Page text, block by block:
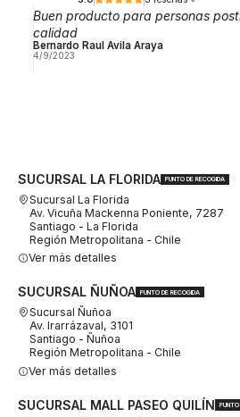
Buen producto para personas
calidad
Bernardo Raul Avila Araya
4/9/2023
SUCURSAL LA FLORIDA PUNTO DE RECOGIDA
Sucursal La Florida
Av. Vicuña Mackenna Poniente, 7287
Santiago - La Florida
Región Metropolitana - Chile
Ver más detalles
SUCURSAL ÑUÑOA PUNTO DE RECOGIDA
Sucursal Ñuñoa
Av. Irarrázaval, 3101
Santiago - Ñuñoa
Región Metropolitana - Chile
Ver más detalles
SUCURSAL MALL PASEO QUILÍN